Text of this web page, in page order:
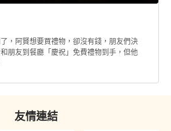
，阿賢想要買禮物，卻沒有錢，朋友們決
朋友到餐廳「慶祝」免費禮物到手，但他
友情連結